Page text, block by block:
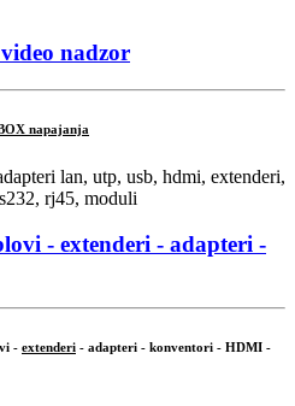
nadzor
napajanja
- extenderi - adapteri -
- extenderi - adapteri - konventori - HDMI -